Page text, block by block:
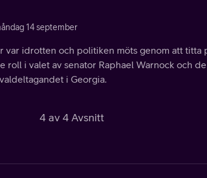
14 september
var idrotten och politiken möts genom att titta
roll i valet av senator Raphael Warnock och
i Georgia.
4 av 4 Avsnitt